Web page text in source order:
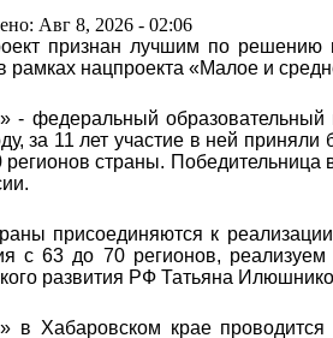
Авг 8, 2026 - 02:06
признан лучшим по решению
рамках нацпроекта «Малое и
- федеральный
за 11 лет участие в ней
регионов страны.
присоединяются к
с 63 до 70 регионов,
развития РФ Татьяна
в Хабаровском крае